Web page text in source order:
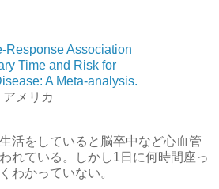
Response Association
Time and Risk for
A Meta-analysis.
リカ
活をしていると脳卒中など心血管
れている。しかし1日に何時間座っ
わかっていない。